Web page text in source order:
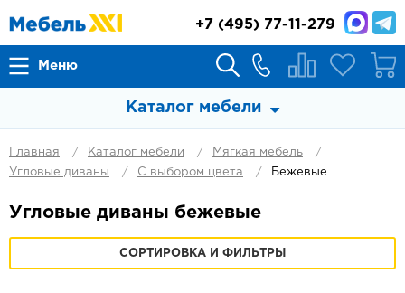
Меню
+7 (495) 77-11-279
Каталог мебели
Главная Каталог мебели
Мягкая мебель
Угловые диваны
С выбором цвета Бежевые
Угловые диваны бежевые
СОРТИРОВКА И ФИЛЬТРЫ